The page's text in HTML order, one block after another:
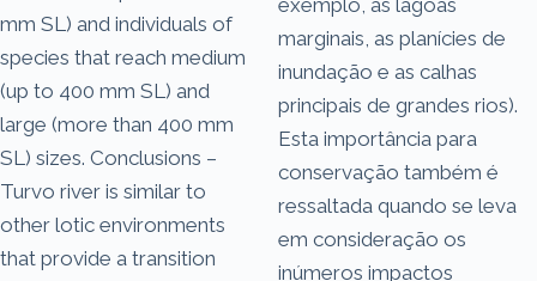
mm SL) and individuals of
species that reach medium
(up to 400 mm SL) and
large (more than 400 mm
SL) sizes. Conclusions –
Turvo river is similar to
other lotic environments
that provide a transition
marginais, as planícies de
inundação e as calhas
principais de grandes rios).
Esta importância para
conservação também é
ressaltada quando se leva
em consideração os
inúmeros impactos